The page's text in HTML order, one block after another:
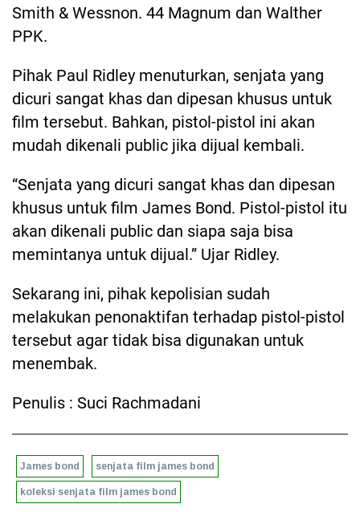
Smith & Wessnon. 44 Magnum dan Walther
PPK.
Pihak Paul Ridley menuturkan, senjata yang
dicuri sangat khas dan dipesan khusus untuk
film tersebut. Bahkan, pistol-pistol ini akan
mudah dikenali public jika dijual kembali.
“Senjata yang dicuri sangat khas dan dipesan
khusus untuk film James Bond. Pistol-pistol itu
akan dikenali public dan siapa saja bisa
memintanya untuk dijual.” Ujar Ridley.
Sekarang ini, pihak kepolisian sudah
melakukan penonaktifan terhadap pistol-pistol
tersebut agar tidak bisa digunakan untuk
menembak.
Penulis : Suci Rachmadani
James bond senjata film james bond
koleksi senjata film james bond